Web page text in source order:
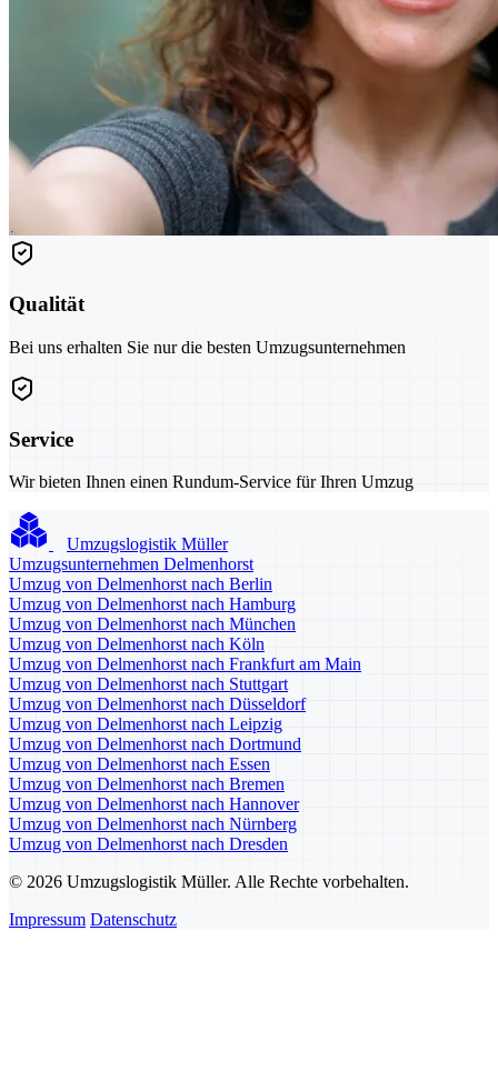
Qualität
Bei uns erhalten Sie nur die besten Umzugsunternehmen
Service
Wir bieten Ihnen einen Rundum-Service für Ihren Umzug
Umzugslogistik Müller
Umzugsunternehmen Delmenhorst
Umzug von Delmenhorst nach Berlin
Umzug von Delmenhorst nach Hamburg
Umzug von Delmenhorst nach München
Umzug von Delmenhorst nach Köln
Umzug von Delmenhorst nach Frankfurt am Main
Umzug von Delmenhorst nach Stuttgart
Umzug von Delmenhorst nach Düsseldorf
Umzug von Delmenhorst nach Leipzig
Umzug von Delmenhorst nach Dortmund
Umzug von Delmenhorst nach Essen
Umzug von Delmenhorst nach Bremen
Umzug von Delmenhorst nach Hannover
Umzug von Delmenhorst nach Nürnberg
Umzug von Delmenhorst nach Dresden
© 2026 Umzugslogistik Müller. Alle Rechte vorbehalten.
Impressum Datenschutz